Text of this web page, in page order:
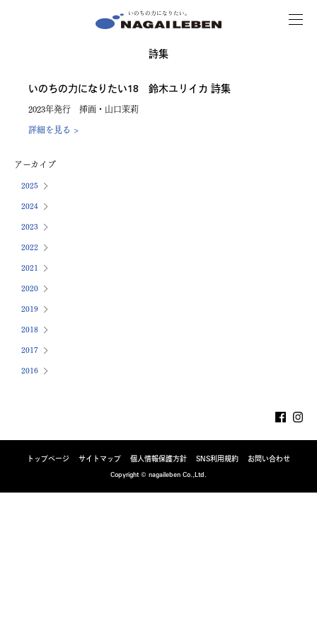
MENU
詩集
いのちの力になりたい18 鈴木ユリイカ 詩集
2023年発行 挿画・山口茉莉
詳細を見る >
アーカイブ
2025
2024
2023
2022
2021
2020
2019
2018
2017
2016
トップページ サイトマップ 個人情報保護方針 SNS利用規約
お問い合わせ
Copyright © nagaileben Co.,Ltd.